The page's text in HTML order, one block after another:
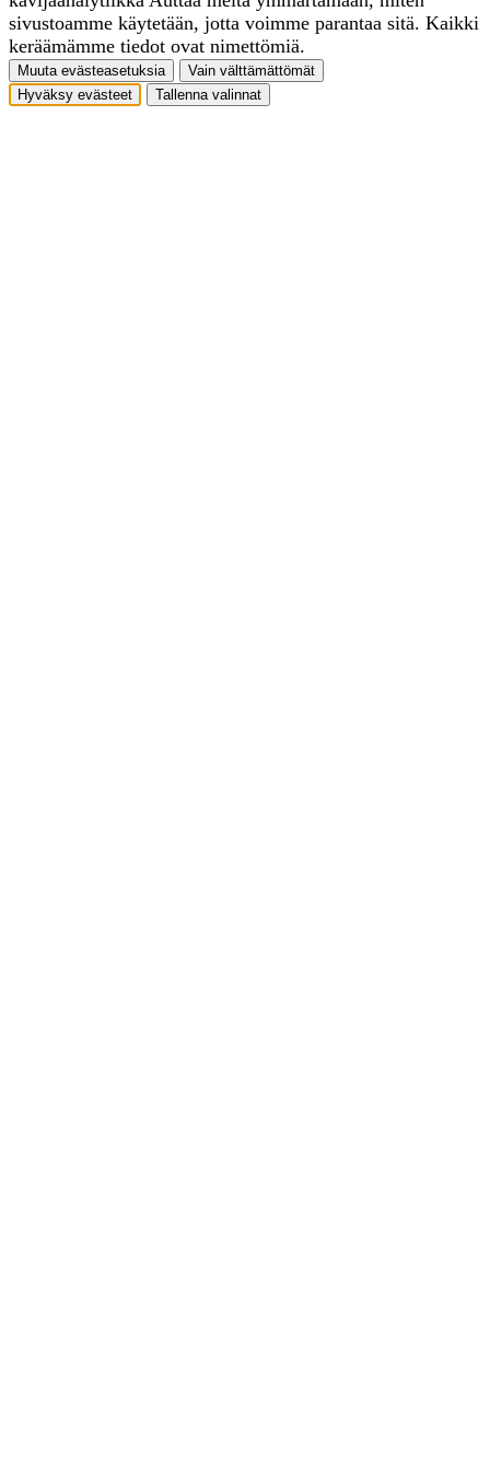
sivustoamme käytetään, jotta voimme parantaa sitä. Kaikki
keräämämme tiedot ovat nimettömiä.
Muuta evästeasetuksia
Vain välttämättömät
Hyväksy evästeet
Tallenna valinnat